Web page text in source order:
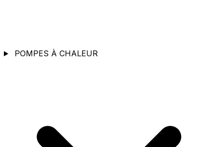
POMPES À CHALEUR